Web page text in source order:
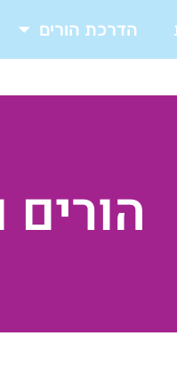
הדרכת הורים
הורים